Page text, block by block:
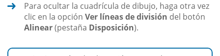
Para ocultar la cuadrícula de dibujo, haga otra vez
clic en la opción Ver líneas de división del botón
Alinear(pestaña Disposición).